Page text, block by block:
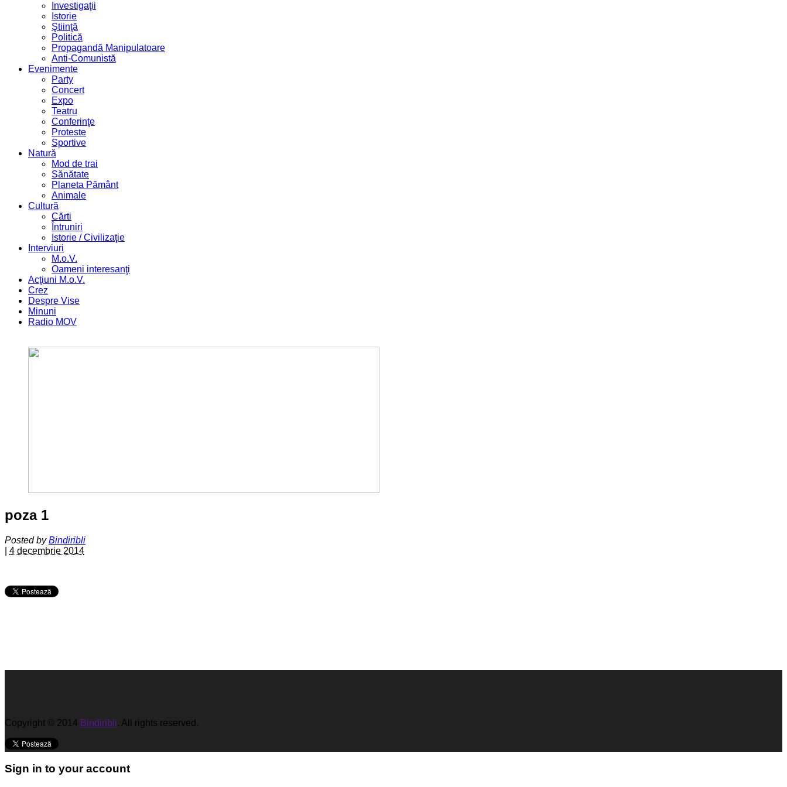
Investigaţii
Istorie
Ştiinţă
Politică
Propagandă Manipulatoare
Anti-Comunistă
Evenimente
Party
Concert
Expo
Teatru
Conferinţe
Proteste
Sportive
Natură
Mod de trai
Sănătate
Planeta Pământ
Animale
Cultură
Cărti
Întruniri
Istorie / Civilizaţie
Interviuri
M.o.V.
Oameni interesanţi
Acţiuni M.o.V.
Crez
Despre Vise
Minuni
Radio MOV
poza 1
Posted byBindiribli
4 decembrie 2014
Copyright © 2014 Bindiribli. All rights reserved.
Sign in to your account